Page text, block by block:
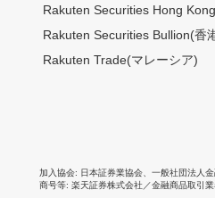
Rakuten Securities Hong
Rakuten Securities Bullion(香
Rakuten Trade(マレーシア)
加入協会 日本証券業協会 一般社団法人
商号等 楽天証券株式会社／金融商品取引